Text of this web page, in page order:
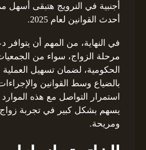
أجنبية في النرويج هتبقى أسهل
أحدث القوانين لعام 2025.
في النهاية، من المهم أن
مرحلة الزواج، سواء من
الحكومية، لضمان تسهيل
بالضياع وسط القوانين
استمرار التواصل مع هذه
يسهم بشكل كبير في تجربة
ومريحة.